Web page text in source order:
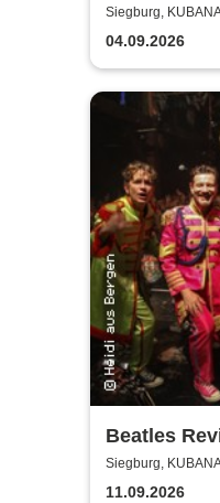
Stones
Siegburg,
04.09.2026
Beatles
Siegburg,
11.09.2026